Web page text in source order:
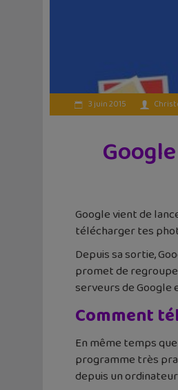
3 juin 2015
Google vient de
télécharger tes
Depuis sa sortie,
promet de
serveurs de
Comment
En même temps
programme très
depuis un